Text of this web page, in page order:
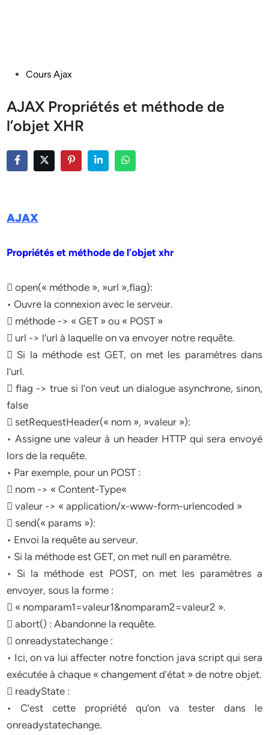
PostedCours Ajax
AJAX Propriétés et méthode de
l’objet XHR
AJAX
Propriétés et méthode de l’objet xhr
 open(« méthode », »url »,flag):
• Ouvre la connexion avec le serveur.
 méthode -> « GET » ou « POST »
 url -> l’url à laquelle on va envoyer notre requête.
 Si la méthode est GET, on met les paramètres dans
l’url.
 flag -> true si l’on veut un dialogue asynchrone, sinon,
false
 setRequestHeader(« nom », »valeur »):
• Assigne une valeur à un header HTTP qui sera envoyé
lors de la requête.
• Par exemple, pour un POST :
 nom -> « Content-Type«
 valeur -> « application/x-www-form-urlencoded »
 send(« params »):
• Envoi la requête au serveur.
• Si la méthode est GET, on met null en paramètre.
• Si la méthode est POST, on met les paramètres a
envoyer, sous la forme :
 « nomparam1=valeur1&nomparam2=valeur2 ».
 abort() : Abandonne la requête.
 onreadystatechange :
• Ici, on va lui affecter notre fonction java script qui sera
exécutée à chaque « changement d’état » de notre objet.
 readyState :
• C’est cette propriété qu’on va tester dans le
onreadystatechange.